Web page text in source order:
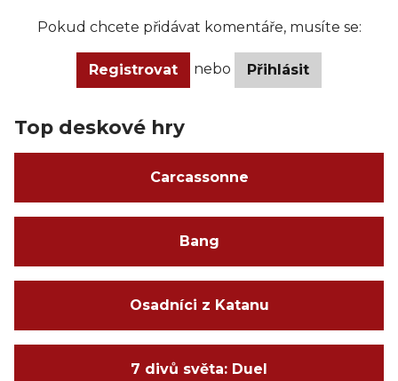
Pokud chcete přidávat komentáře, musíte se:
Registrovat nebo Přihlásit
Top deskové hry
Carcassonne
Bang
Osadníci z Katanu
7 divů světa: Duel